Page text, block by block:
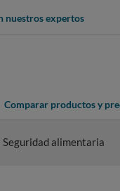
nuestros expertos
Comparar productos y
Seguridad alimentaria